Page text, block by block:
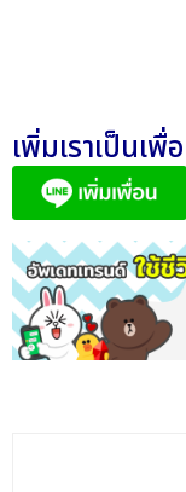
เพิ่มเราเป็นเ